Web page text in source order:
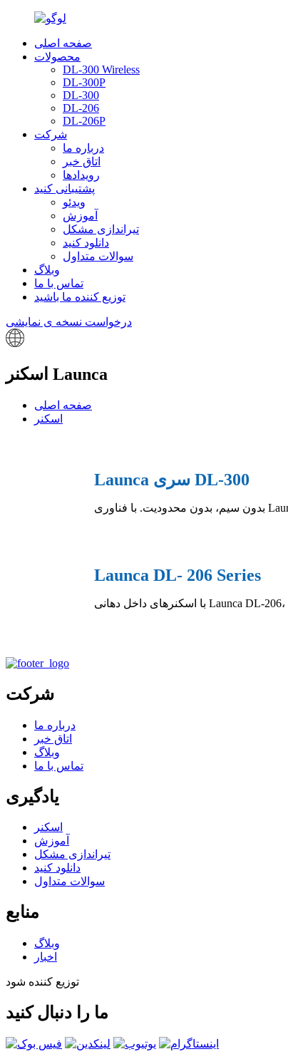
صفحه اصلی
محصولات
DL-300 Wireless
DL-300P
DL-300
DL-206
DL-206P
شرکت
درباره ما
اتاق خبر
رویدادها
پشتیبانی کنید
ویدئو
آموزش
تیراندازی مشکل
دانلود کنید
سوالات متداول
وبلاگ
تماس با ما
توزیع کننده ما باشید
درخواست نسخه ی نمایشی
اسکنر Launca
صفحه اصلی
اسکنر
Launca سری DL-300
Launca DL- 206 Series
شرکت
درباره ما
اتاق خبر
وبلاگ
تماس با ما
یادگیری
اسکنر
آموزش
تیراندازی مشکل
دانلود کنید
سوالات متداول
منابع
وبلاگ
اخبار
توزیع کننده شود
ما را دنبال کنید